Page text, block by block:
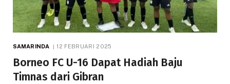
SAMARINDA 12 FEBRUARI 2025
Borneo FC U-16 Dapat Hadiah Baju
Timnas dari Gibran